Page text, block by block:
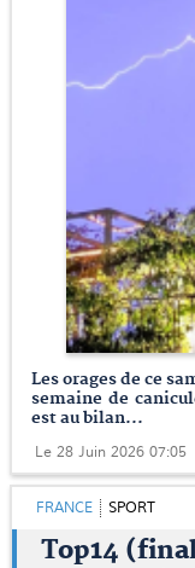
Les orages de ce
semaine de
est au bilan...
Le 28 Juin 2026 07:05
FRANCE SPORT
Top14